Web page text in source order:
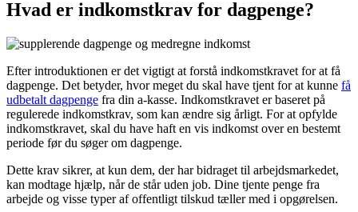
Hvad er indkomstkrav for dagpenge?
Efter introduktionen er det vigtigt at forstå indkomstkravet for at få
dagpenge. Det betyder, hvor meget du skal have tjent for at kunne få
udbetalt dagpenge fra din a-kasse. Indkomstkravet er baseret på
regulerede indkomstkrav, som kan ændre sig årligt. For at opfylde
indkomstkravet, skal du have haft en vis indkomst over en bestemt
periode før du søger om dagpenge.
Dette krav sikrer, at kun dem, der har bidraget til arbejdsmarkedet,
kan modtage hjælp, når de står uden job. Dine tjente penge fra
arbejde og visse typer af offentligt tilskud tæller med i opgørelsen.